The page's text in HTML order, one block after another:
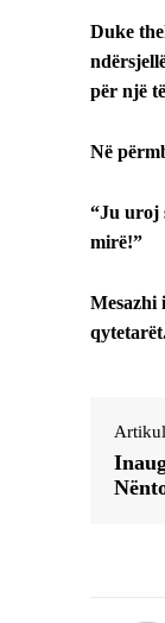
Duke
për një
Në
“Ju uroj
mirë!”
Mesazhi